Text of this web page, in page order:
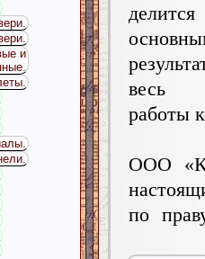
делится
весь
работы
ООО
по
и